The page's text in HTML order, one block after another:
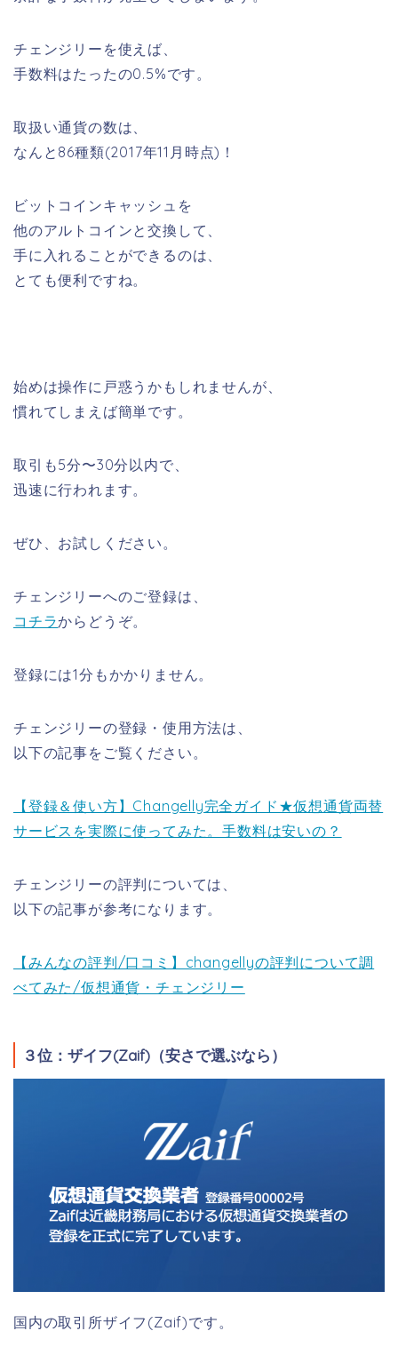
チェンジリーを使えば、
手数料はたったの0.5%です。
取扱い通貨の数は、
なんと 86種類(2017年11月時点)！
ビットコインキャッシュを
他のアルトコインと交換して、
手に入れることができるのは、
とても便利ですね。
始めは操作に戸惑うかもしれませんが、
慣れてしまえば簡単です。
取引も5分〜30分以内で、
迅速に行われます。
ぜひ、お試しください。
チェンジリーへのご登録は、
コチラからどうぞ。
登録には1分もかかりません。
チェンジリーの登録・使用方法は、
以下の記事をご覧ください。
【登録＆使い方】Changelly完全ガイド★仮想通貨両替
サービスを実際に使ってみた。手数料は安いの？
チェンジリーの評判については、
以下の記事が参考になります。
【みんなの評判/口コミ】changellyの評判について調
べてみた/仮想通貨・チェンジリー
３位：ザイフ(Zaif)（安さで選ぶなら）
国内の取引所ザイフ(Zaif)です。